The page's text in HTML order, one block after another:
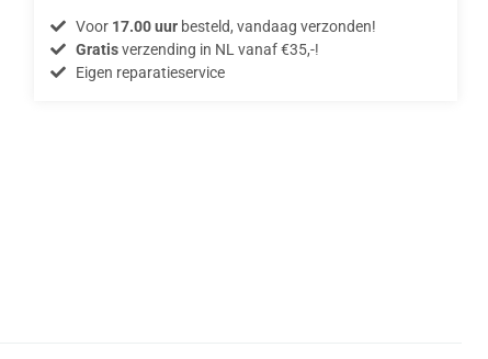
Voor 17.00 uurbesteld, vandaag verzonden!
Gratisverzending in NL vanaf €35,-!
Eigen reparatieservice